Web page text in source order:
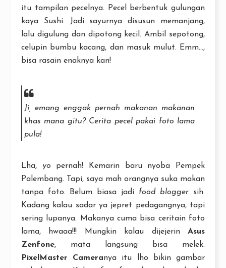
itu tampilan pecelnya. Pecel berbentuk gulungan
kaya Sushi. Jadi sayurnya disusun memanjang,
lalu digulung dan dipotong kecil. Ambil sepotong,
celupin bumbu kacang, dan masuk mulut. Emm...,
bisa rasain enaknya kan!
Ji, emang enggak pernah makanan makanan
khas mana gitu? Cerita pecel pakai foto lama
pula!
Lha, yo pernah! Kemarin baru nyoba Pempek
Palembang. Tapi, saya mah orangnya suka makan
tanpa foto. Belum biasa jadi food blogger sih.
Kadang kalau sadar ya jepret pedagangnya, tapi
sering lupanya. Makanya cuma bisa ceritain foto
lama, hwaaa!!! Mungkin kalau dijejerin Asus
Zenfone, mata langsung bisa melek.
PixelMaster Cameranya itu lho bikin gambar